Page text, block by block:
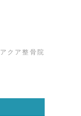
アクア整骨院